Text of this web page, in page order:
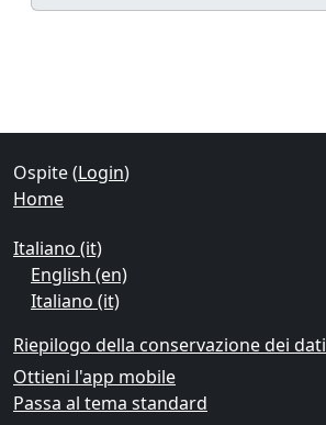
Ospite (Login)
Home
Italiano ‎(it)‎
English ‎(en)‎
Italiano ‎(it)‎
Riepilogo della conservazione dei dati
Ottieni l'app mobile
Passa al tema standard